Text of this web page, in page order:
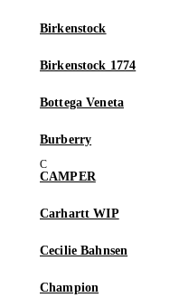
Birkenstock
Birkenstock 1774
Bottega Veneta
Burberry
CAMPER
Carhartt WIP
Cecilie Bahnsen
Champion